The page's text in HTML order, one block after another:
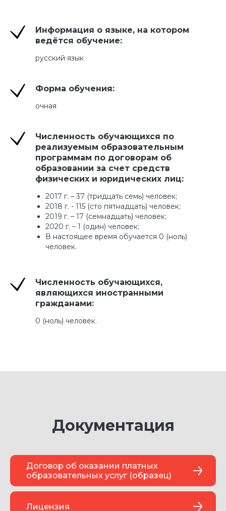
Информация о языке, на котором
ведётся обучение:
русский язык
Форма обучения:
очная
Численность обучающихся по
реализуемым образовательным
программам по договорам об
образовании за счет средств
физических и юридических лиц:
2017 г. – 37 (тридцать семь) человек;
2018 г. - 115 (сто пятнадцать) человек;
2019 г. – 17 (семнадцать) человек;
2020 г. – 1 (один) человек;
В настоящее время обучается 0 (ноль)
человек.
Численность обучающихся,
являющихся иностранными
гражданами:
0 (ноль) человек.
Документация
Договор об оказании платных
образовательных услуг (образец)
Лицензия